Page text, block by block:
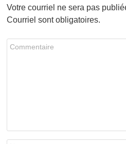
Votre courriel ne sera pas
Courriel sont obligatoires.